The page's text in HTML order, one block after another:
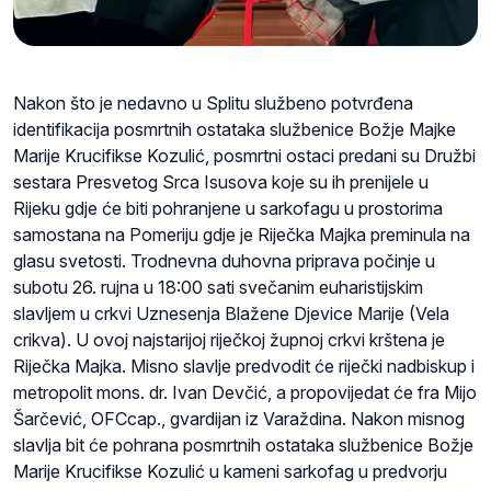
Nakon što je nedavno u Splitu službeno potvrđena
identifikacija posmrtnih ostataka službenice Božje Majke
Marije Krucifikse Kozulić, posmrtni ostaci predani su Družbi
sestara Presvetog Srca Isusova koje su ih prenijele u
Rijeku gdje će biti pohranjene u sarkofagu u prostorima
samostana na Pomeriju gdje je Riječka Majka preminula na
glasu svetosti. Trodnevna duhovna priprava počinje u
subotu 26. rujna u 18:00 sati svečanim euharistijskim
slavljem u crkvi Uznesenja Blažene Djevice Marije (Vela
crikva). U ovoj najstarijoj riječkoj župnoj crkvi krštena je
Riječka Majka. Misno slavlje predvodit će riječki nadbiskup i
metropolit mons. dr. Ivan Devčić, a propovijedat će fra Mijo
Šarčević, OFCcap., gvardijan iz Varaždina. Nakon misnog
slavlja bit će pohrana posmrtnih ostataka službenice Božje
Marije Krucifikse Kozulić u kameni sarkofag u predvorju